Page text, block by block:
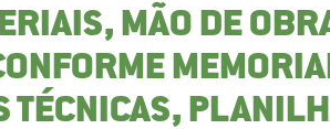
MÃO DE
TÉCNICAS,